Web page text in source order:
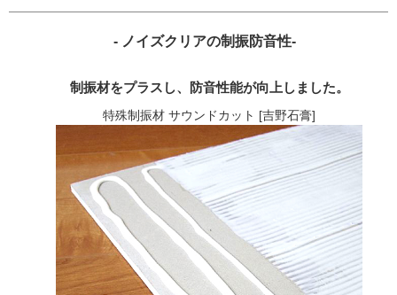
- ノイズクリアの制振防音性-
制振材をプラスし、防音性能が向上しました。
特殊制振材 サウンドカット [吉野石膏]